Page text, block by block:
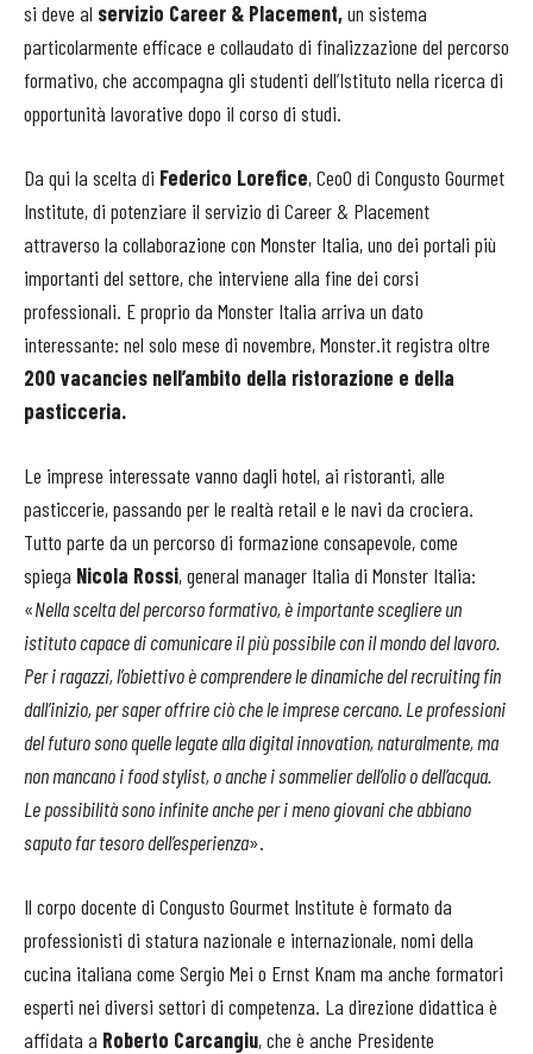
si deve al servizio Career & Placement,un sistema
particolarmente efficace e collaudato di finalizzazione del percorso
formativo, che accompagna gli studenti dell’Istituto nella ricerca di
opportunità lavorative dopo il corso di studi.
Da qui la scelta di Federico Lorefice, CeoO di Congusto Gourmet
Institute, di potenziare il servizio di Career & Placement
attraverso la collaborazione con Monster Italia, uno dei portali più
importanti del settore, che interviene alla fine dei corsi
professionali. E proprio da Monster Italia arriva un dato
interessante: nel solo mese di novembre, Monster.it registra oltre
200 vacancies nell’ambito della ristorazione e della
pasticceria.
Le imprese interessate vanno dagli hotel, ai ristoranti, alle
pasticcerie, passando per le realtà retail e le navi da crociera.
Tutto parte da un percorso di formazione consapevole, come
spiega Nicola Rossi, general manager Italia di Monster Italia:
«Nella scelta del percorso formativo, è importante scegliere un
istituto capace di comunicare il più possibile con il mondo del lavoro.
Per i ragazzi, l’obiettivo è comprendere le dinamiche del recruiting fin
dall’inizio, per saper offrire ciò che le imprese cercano. Le professioni
del futuro sono quelle legate alla digital innovation, naturalmente, ma
non mancano i food stylist, o anche i sommelier dell’olio o dell’acqua.
Le possibilità sono infinite anche per i meno giovani che abbiano
saputo far tesoro dell’esperienza».
Il corpo docente di Congusto Gourmet Institute è formato da
professionisti di statura nazionale e internazionale, nomi della
cucina italiana come Sergio Mei o Ernst Knam ma anche formatori
esperti nei diversi settori di competenza. La direzione didattica è
affidata a Roberto Carcangiu, che è anche Presidente